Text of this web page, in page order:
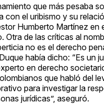
que más pesaba
con el uribismo y su
Humberto Martínez en
Otra de las críticas al
no es el derecho
había dicho: “Es un
en derecho
que habló del
para investigar la
jurídicas”, aseguró.